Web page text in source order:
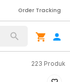
Order Tracking
223 Produk